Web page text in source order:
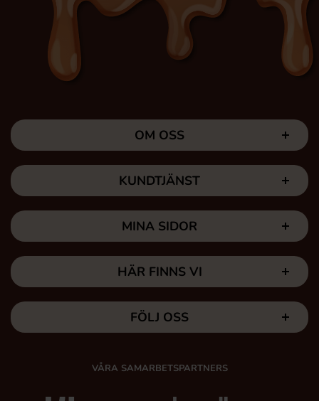
OM OSS
KUNDTJÄNST
MINA SIDOR
HÄR FINNS VI
FÖLJ OSS
VÅRA SAMARBETSPARTNERS